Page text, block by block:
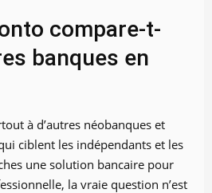
compare-t-
banques en
à d’autres néobanques et
ciblent les indépendants et les
une solution bancaire pour
la vraie question n’est